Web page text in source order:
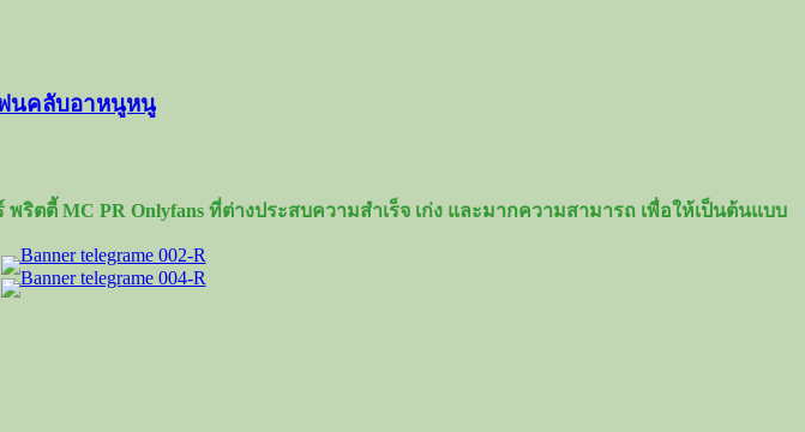
ฟนคลับอาหนูหนู
ริตตี้ MC PR Onlyfans ที่ต่างประสบความสำเร็จ เก่ง และมากความสามารถ เพื่อให้เป็นต้นแบบ